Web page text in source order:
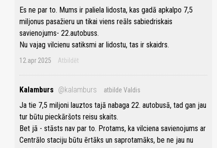
Es ne par to. Mums ir paliela lidosta, kas gadā apkalpo 7,5
miljonus pasažieru un tikai viens reāls sabiedriskais
savienojums- 22.autobuss.
Nu vajag vilcienu satiksmi ar lidostu, tas ir skaidrs.
12.apr 2025 Atbildēt
Kalamburs @kalamburs atbilde Valdis
Ja tie 7,5 miljoni lauztos tajā nabaga 22. autobusā, tad gan jau
tur būtu pieckāršots reisu skaits.
Bet jā - stāsts nav par to. Protams, ka vilciena savienojums ar
Centrālo staciju būtu ērtāks un saprotamāks, be ne jau nu